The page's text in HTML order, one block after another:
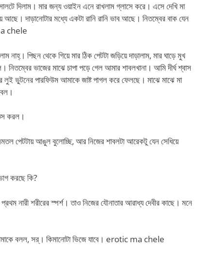
দিলাম। মার জন্য ওয়াইন এনে রাখলাম গ্লাসে করে। এসে দেখি মা
আছে। দাড়ানোটার মধ্যে একটা রানি রানি ভাব আছে। নিতম্বের বাক যেন
chele
নাহ্। পিছন থেকে গিয়ে মার ঠিক পেটটা জড়িয়ে দাড়ালাম, মার ঘাড়ে মুখ
ভাজের মাঝে চাপা পড়ে গেল আমার শাবলখানা। আমি দীর্ঘ শ্বাস
লুই ভুটনের পারফিউম আমাকে জাষ্ট পাগল করে ফেলছে। মাঝে মাঝে মা
করল।
পেটটায় আঙুল বুলোচ্ছি, আর নিজের শাবলটা আরেকটু যেন সেধিয়ে
করছে কি?
নারী শরীরের স্পর্শ। তাও নিজের যৌনাতার আরাধ্য দেবীর কাছে। মনে
বলল, সর্। কিমানোটা ভিজে যাবে। erotic ma chele